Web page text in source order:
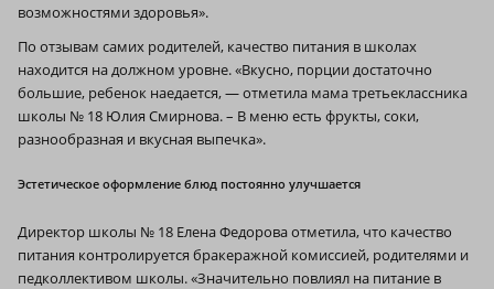
возможностями здоровья».
По отзывам самих родителей, качество питания в школах
находится на должном уровне. «Вкусно, порции достаточно
большие, ребенок наедается, — отметила мама третьеклассника
школы № 18 Юлия Смирнова. – В меню есть фрукты, соки,
разнообразная и вкусная выпечка».
Эстетическое оформление блюд постоянно улучшается
Директор школы № 18 Елена Федорова отметила, что качество
питания контролируется бракеражной комиссией, родителями и
педколлективом школы. «Значительно повлиял на питание в